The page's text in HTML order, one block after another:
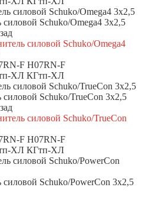
силовой Schuko/Omega4 3х2,5
силовой Schuko/Omega4
H07RN-F
КГтп-ХЛ
силовой Schuko/TrueCon 3х2,5
силовой Schuko/TrueCon
H07RN-F
КГтп-ХЛ
силовой Schuko/PowerCon 3х2,5